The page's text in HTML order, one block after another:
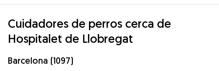
Cuidadores de perros cerca de
Hospitalet de Llobregat
Barcelona (1097)